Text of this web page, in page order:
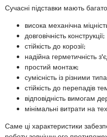
Сучасні підставки мають
висока механічна
довговічність конструкції;
стійкість до корозії;
надійна герметичність
простий монтаж;
сумісність із різними
стійкість до перепадів
відповідність вимогам
мінімальні витрати на
Саме ці характеристики